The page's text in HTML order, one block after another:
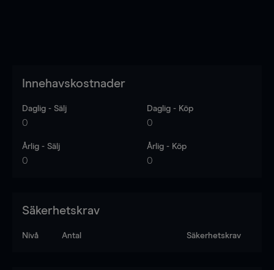
Innehavskostnader
Daglig - Sälj
0
Daglig - Köp
0
Årlig - Sälj
0
Årlig - Köp
0
Säkerhetskrav
Nivå Antal Säkerhetskrav